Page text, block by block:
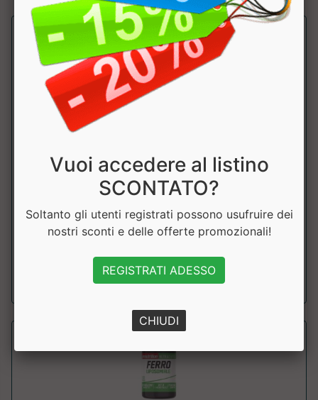
Cromo Picolinato
Pronutrition
Minerale utile al metabolismo di grassi e carboidrati.
Prodotto scontato....
a partire da € 16.99
Vuoi accedere al listino
SCONTATO?
Soltanto gli utenti registrati possono usufruire dei
nostri sconti e delle offerte promozionali!
REGISTRATI ADESSO
CHIUDI